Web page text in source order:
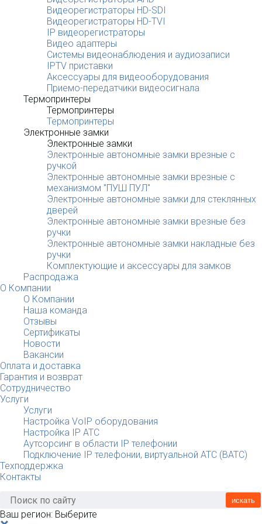
Видеорегистраторы HD-SDI
Видеорегистраторы HD-TVI
IP видеорегистраторы
Видео адаптеры
Системы видеонаблюдения и аудиозаписи
IPTV приставки
Аксессуары для видеооборудования
Приемо-передатчики видеосигнала
Термопринтеры
Термопринтеры
Термопринтеры
Электронные замки
Электронные замки
Электронные автономные замки врезные с
ручкой
Электронные автономные замки врезные с
механизмом "ПУШ ПУЛ"
Электронные автономные замки для стеклянных
дверей
Электронные автономные замки врезные без
ручки
Электронные автономные замки накладные без
ручки
Комплектующие и аксессуары для замков
Распродажа
О Компании
О Компании
Наша команда
Отзывы
Сертификаты
Новости
Вакансии
Оплата и доставка
Гарантия и возврат
Сотрудничество
Услуги
Услуги
Настройка VoIP оборудования
Настройка IP АТС
Аутсорсинг в области IP телефонии
Подключение IP телефонии, виртуальной АТС (ВАТС)
Техподдержка
Контакты
искать
Ваш регион: Выберите